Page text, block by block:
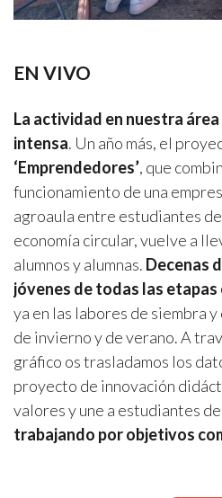
EN VIVO
La actividad en nuestra
intensa. Un año más, el
‘Emprendedores’, que
funcionamiento de una
agroaula entre estudiantes
economía circular, vuelve a
alumnos y alumnas. Decenas
jóvenes de todas las
ya en las labores de siembra
de invierno y de verano. A
gráfico os trasladamos los
proyecto de innovación
valores y une a estudiantes
trabajando por objetivos